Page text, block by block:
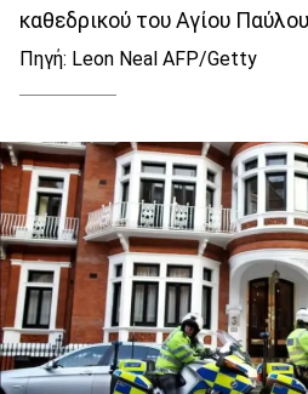
καθεδρικού του Αγίου
Πηγή: Leon Neal AFP/Getty